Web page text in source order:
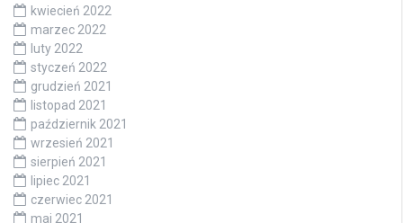
kwiecień 2022
marzec 2022
luty 2022
styczeń 2022
grudzień 2021
listopad 2021
październik 2021
wrzesień 2021
sierpień 2021
lipiec 2021
czerwiec 2021
maj 2021